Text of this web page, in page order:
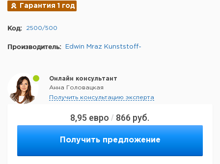
8,95 евро / 866 руб.
Получить предложение
Гарантия 1 год
Код: 2500/500
Производитель: Edwin Mraz Kunststoff-
Онлайн консультант
Анна Головацкая
Получить консультацию эксперта